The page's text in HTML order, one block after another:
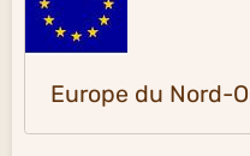
Europe du Nord-